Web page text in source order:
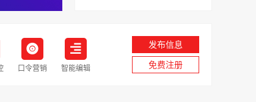
口令营销 智能编辑
发布信息
免费注册